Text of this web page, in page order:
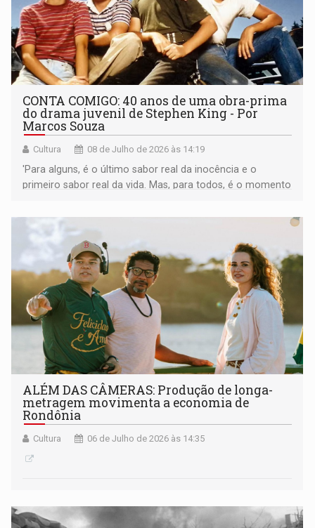
CONTA COMIGO: 40 anos de uma obra-prima
do drama juvenil de Stephen King - Por
Marcos Souza
Cultura 08 de Julho de 2026 às 14:19
'Para alguns, é o último sabor real da inocência e o
primeiro sabor real da vida. Mas, para todos, é o momento
original)
ALÉM DAS CÂMERAS: Produção de longa-
metragem movimenta a economia de
Rondônia
Cultura 06 de Julho de 2026 às 14:35